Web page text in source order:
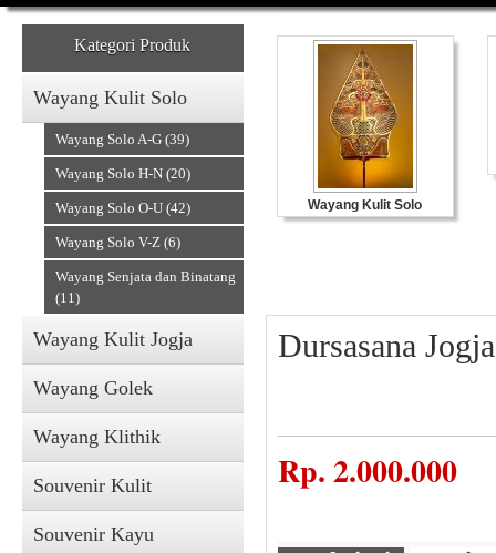
Kategori Produk
Wayang Kulit Solo
Wayang Solo A-G (39)
Wayang Solo H-N (20)
Wayang Solo O-U (42)
Wayang Solo V-Z (6)
Wayang Senjata dan Binatang
(11)
Wayang Kulit Jogja
Wayang Golek
Wayang Klithik
Souvenir Kulit
Souvenir Kayu
Wayang Kulit Solo
Dursasana Jogja
Rp.2.000.000